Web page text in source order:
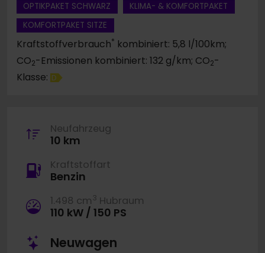
OPTIKPAKET SCHWARZ
KLIMA- & KOMFORTPAKET
KOMFORTPAKET SITZE
Kraftstoffverbrauch* kombiniert: 5,8 l/100km;
CO2-Emissionen kombiniert: 132 g/km; CO2-
Klasse: D
Neufahrzeug
10 km
Kraftstoffart
Benzin
1.498 cm 3 Hubraum
110 kW / 150 PS
Neuwagen